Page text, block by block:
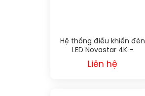
Hệ thống điều khiển đèn
LED Novastar 4K –
MCTRL4K
Liên hệ